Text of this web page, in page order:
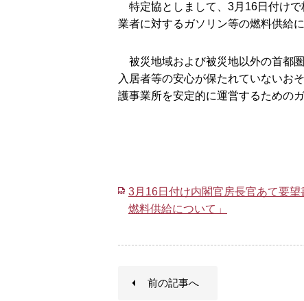
特定協としまして、3月16日付けで
業者に対するガソリン等の燃料供給
被災地域および被災地以外の首都
入居者等の安心が保たれていないお
護事業所を安定的に運営するための
3月16日付け内閣官房長官あて要
燃料供給について」
前の記事へ